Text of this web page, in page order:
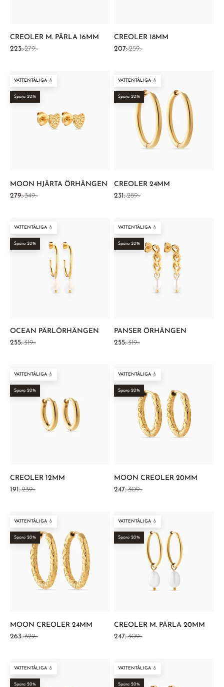
¡
CREOLER M. PÄRLA 16MM
REA-pris
223:-Pris
279:-
CREOLER 18MM
REA-pris
207:-Pris
259:-
VATTENTÅLIGA 💧
Spara 20%
MOON HJÄRTA ÖRHÄNGEN
REA-pris
279:-Pris
349:-
VATTENTÅLIGA 💧
Spara 20%
CREOLER 24MM
REA-pris
231:-Pris
289:-
VATTENTÅLIGA 💧
Spara 20%
OCEAN PÄRLÖRHÄNGEN
REA-pris
255:-Pris
319:-
VATTENTÅLIGA 💧
Spara 20%
PANSER ÖRHÄNGEN
REA-pris
255:-Pris
319:-
VATTENTÅLIGA 💧
Spara 20%
CREOLER 12MM
REA-pris
191:-Pris
239:-
VATTENTÅLIGA 💧
Spara 20%
MOON CREOLER 20MM
REA-pris
247:-Pris
309:-
VATTENTÅLIGA 💧
Spara 20%
MOON CREOLER 24MM
REA-pris
263:-Pris
329:-
VATTENTÅLIGA 💧
Spara 20%
CREOLER M. PÄRLA 20MM
REA-pris
247:-Pris
309:-
VATTENTÅLIGA 💧
Spara 20%
VATTENTÅLIGA 💧
Spara 20%